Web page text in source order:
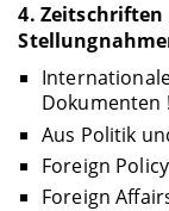
4.
Dokumenten
Aus Politik
Foreign Policy
Foreign